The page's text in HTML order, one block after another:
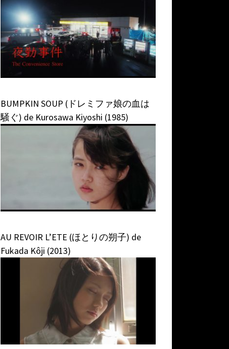
BUMPKIN SOUP (ドレミファ娘の血は
騒ぐ) de Kurosawa Kiyoshi (1985)
AU REVOIR L’ETE (ほとりの朔子) de
Fukada Kôji (2013)